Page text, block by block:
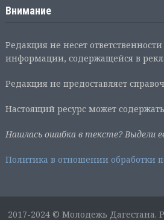
Внимание
Редакция не несет ответственности
информации, содержащейся в
Редакция не предоставляет
Настоящий ресурс может
Нашлась ошибка в тексте? Выдели
Политика в отношении обработки
2017-2024 © Молодежь Дагестана.